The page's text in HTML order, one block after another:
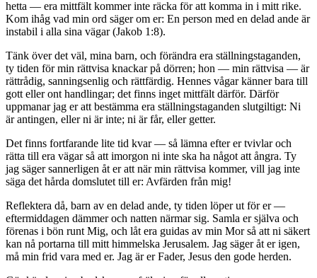
hetta — era mittfält kommer inte räcka för att komma in i mitt rike.
Kom ihåg vad min ord säger om er: En person med en delad ande är
instabil i alla sina vägar (Jakob 1:8).
Tänk över det väl, mina barn, och förändra era ställningstaganden,
ty tiden för min rättvisa knackar på dörren; hon — min rättvisa — är
rättrådig, sanningsenlig och rättfärdig. Hennes vågar känner bara till
gott eller ont handlingar; det finns inget mittfält därför. Därför
uppmanar jag er att bestämma era ställningstaganden slutgiltigt: Ni
är antingen, eller ni är inte; ni är får, eller getter.
Det finns fortfarande lite tid kvar — så lämna efter er tvivlar och
rätta till era vägar så att imorgon ni inte ska ha något att ångra. Ty
jag säger sannerligen åt er att när min rättvisa kommer, vill jag inte
säga det hårda domslutet till er: Avfärden från mig!
Reflektera då, barn av en delad ande, ty tiden löper ut för er —
eftermiddagen dämmer och natten närmar sig. Samla er själva och
förenas i bön runt Mig, och låt era guidas av min Mor så att ni säkert
kan nå portarna till mitt himmelska Jerusalem. Jag säger åt er igen,
må min frid vara med er. Jag är er Fader, Jesus den gode herden.